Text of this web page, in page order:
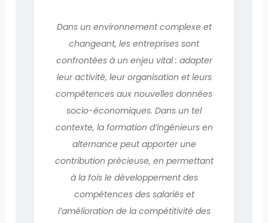
Dans un environnement complexe et
changeant, les entreprises sont
confrontées à un enjeu vital : adapter
leur activité, leur organisation et leurs
compétences aux nouvelles données
socio-économiques. Dans un tel
contexte, la formation d’ingénieurs en
alternance peut apporter une
contribution précieuse, en permettant
à la fois le développement des
compétences des salariés et
l’amélioration de la compétitivité des